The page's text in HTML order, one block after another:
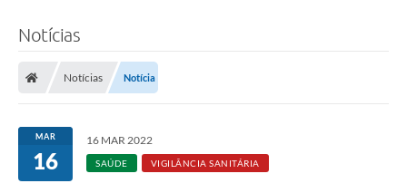
Departamentos
Câmara Municipal
Notícias
Notícias Notícia
MAR
16
16 MAR 2022
SAÚDE VIGILÂNCIA SANITÁRIA